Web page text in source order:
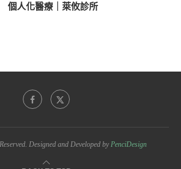
個人化醫療｜萊攸診所
Designed and Developed byPenciDesign